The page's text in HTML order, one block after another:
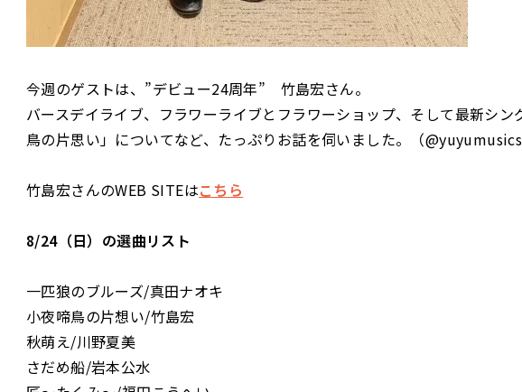
今週のゲストは、”デビュー24周年” 竹島宏さん。
バースデイライブ、フラワーライブとフラワーショップ、そして最新シン
鳥の片思い」についてなど、たっぷりお話を伺いました。（
竹島宏さんのWEB SITEはこちら
8/24（日）の選曲リスト
一匹狼のブルーズ/真田ナオキ
小夜啼鳥の片想い/竹島宏
秋萌え/川野夏美
さだめ船/岩本公水